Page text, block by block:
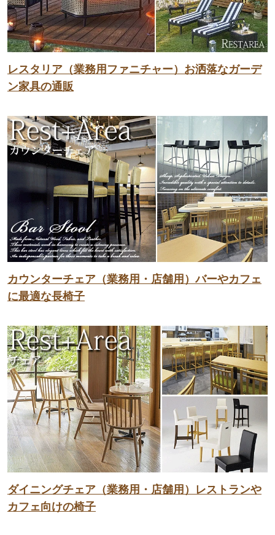
レスタリア（業務用ファニチャー）お洒落なガーデ
ン家具の通販
カウンターチェア（業務用・店舗用）バーやカフェ
に最適な長椅子
ダイニングチェア（業務用・店舗用）レストランや
カフェ向けの椅子